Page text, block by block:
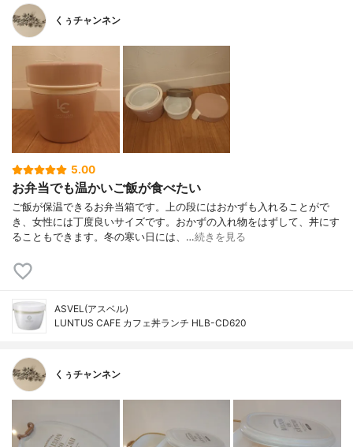
くぅチャンネン
5.00
お弁当でも温かいご飯が食べたい
ご飯が保温できるお弁当箱です。上の段にはおかずも入れることがで
き、女性には丁度良いサイズです。おかずの入れ物をはずして、丼にす
ることもできます。冬の寒い日には、…続きを見る
ASVEL(アスベル)
LUNTUS CAFE カフェ丼ランチ HLB-CD620
くぅチャンネン